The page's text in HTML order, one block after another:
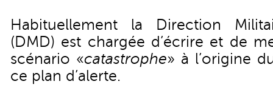
Habituellement la Direction
(DMD) est chargée d’écrire et de
scénario «catastrophe» à l’origine
ce plan d’alerte.